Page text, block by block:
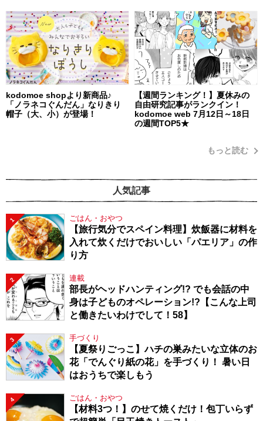
kodomoe shopより新商品♪
「ノラネコぐんだん」なりきり
帽子（大、小）が登場！
【週間ランキング！】夏休みの
自由研究記事がランクイン！
kodomoe web 7月12日～18日
の週間TOP5★
もっと読む
人気記事
1 ごはん・おやつ
【旅行気分でスペイン料理】炊飯器に材料を
入れて炊くだけでおいしい「パエリア」の作
り方
2 連載
部長がヘッドハンティング!? でも会話の中
身は子どものオペレーション!?【こんな上司
と働きたいわけでして！58】
3 手づくり
【夏祭りごっこ】ハチの巣みたいな立体のお
花「でんぐり紙の花」を手づくり！ 暑い日
はおうちで楽しもう
4 ごはん・おやつ
【材料3つ！】のせて焼くだけ！包丁いらず